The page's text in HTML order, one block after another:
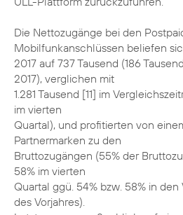
Die Nettozugänge bei den
Mobilfunkanschlüssen beliefen
2017 auf 737 Tausend (186
2017), verglichen mit
1.281 Tausend [11] im
im vierten
Quartal), und profitierten von
Partnermarken zu den
Bruttozugängen (55% der
58% im vierten
Quartal ggü. 54% bzw. 58% in
des Vorjahres).